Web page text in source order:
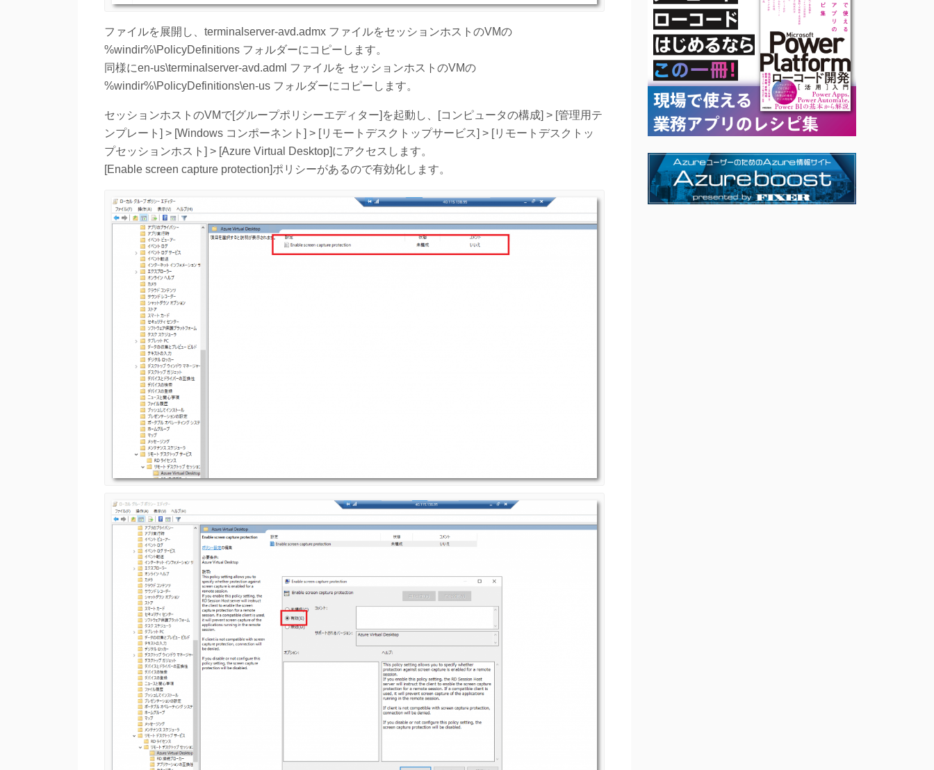
ファイルを展開し、terminalserver-avd.admx ファイルをセッションホストのVMの
%windir%\PolicyDefinitions フォルダーにコピーします。
同様にen-us\terminalserver-avd.adml ファイルを セッションホストのVMの
%windir%\PolicyDefinitions\en-us フォルダーにコピーします。
セッションホストのVMで[グループポリシーエディター]を起動し、[コンピュータの構成] > [管理用テ
ンプレート] > [Windows コンポーネント] > [リモートデスクトップサービス] > [リモートデスクトッ
プセッションホスト] > [Azure Virtual Desktop]にアクセスします。
[Enable screen capture protection]ポリシーがあるので有効化します。